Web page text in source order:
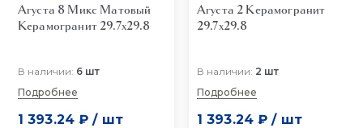
Агуста 8 Микс Матовый
Керамогранит 29.7x29.8
В наличии: 6 шт
Подробнее
1 393.24 ₽ / шт
Агуста 2 Керамогранит
29.7x29.8
В наличии: 2 шт
Подробнее
1 393.24 ₽ / шт